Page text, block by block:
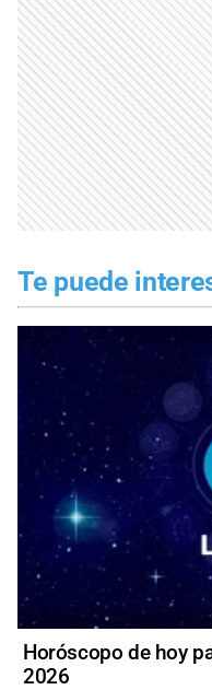
Te puede
Horóscopo de hoy
2026